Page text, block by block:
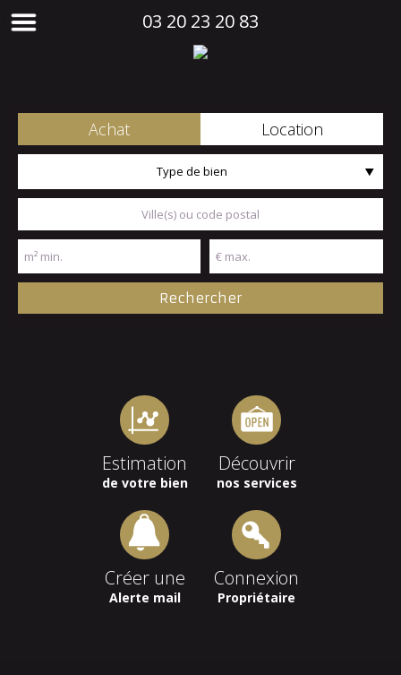
03 20 23 20 83
Achat Location
Type de bien
Estimation
de votre bien
Découvrir
nos services
Créer une
Alerte mail
Connexion
Propriétaire